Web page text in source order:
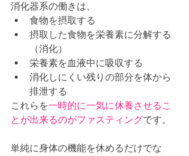
消化器系の働きは、
食物を摂取する
摂取した食物を栄養素に分解する
（消化）
栄養素を血液中に吸収する
消化しにくい残りの部分を体から
排泄する
これらを一時的に一気に休養させるこ
とが出来るのがファスティングです。
単純に身体の機能を休めるだけでな